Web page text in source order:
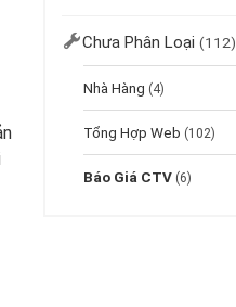
Chưa Phân Loại (112)
Nhà Hàng (4)
Tổng Hợp Web (102)
Báo Giá CTV (6)